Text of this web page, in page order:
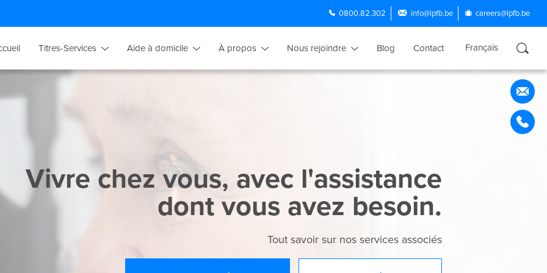
0800.82.302 info@lpfb.be careers@lpfb.be
Titres-Services Aide à domicile À propos Nous rejoindre Blog Contact Français
Nederlands
Vivre chez vous, avec l'assistance
dont vous avez besoin.
Tout savoir sur nos services associés